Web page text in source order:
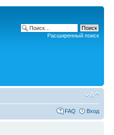
Расширенный поиск
FAQ Вход